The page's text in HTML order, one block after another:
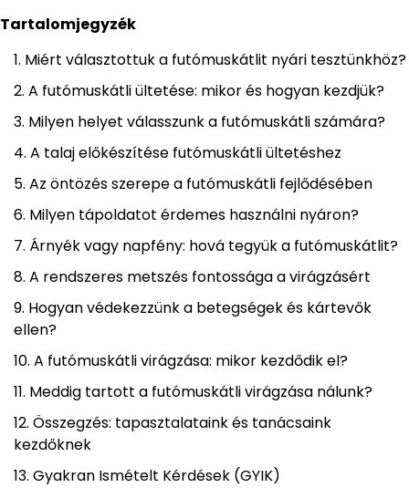
Tartalomjegyzék
Miért választottuk a futómuskátlit nyári tesztünkhöz?
A futómuskátli ültetése: mikor és hogyan kezdjük?
Milyen helyet válasszunk a futómuskátli számára?
A talaj előkészítése futómuskátli ültetéshez
Az öntözés szerepe a futómuskátli fejlődésében
Milyen tápoldatot érdemes használni nyáron?
Árnyék vagy napfény: hová tegyük a futómuskátlit?
A rendszeres metszés fontossága a virágzásért
Hogyan védekezzünk a betegségek és kártevők
ellen?
A futómuskátli virágzása: mikor kezdődik el?
Meddig tartott a futómuskátli virágzása nálunk?
Összegzés: tapasztalataink és tanácsaink
kezdőknek
Gyakran Ismételt Kérdések (GYIK)